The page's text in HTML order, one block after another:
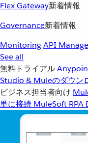
Flex Gateway新着情報
Governance新着情報
MonitoringAPI
See all
無料トライアル
Studio & Muleのダウン
ビジネス担当者向け
単に接続 MuleSoft RPA